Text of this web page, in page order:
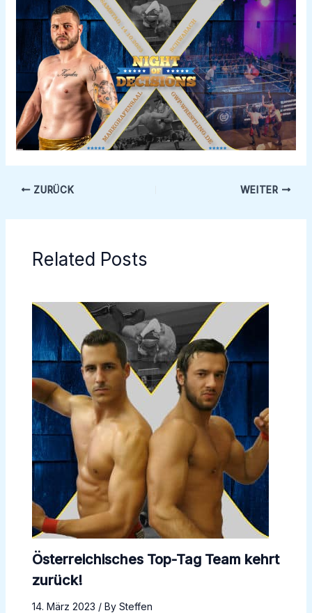
ZURÜCK WEITER
Related Posts
Österreichisches Top-Tag Team kehrt
zurück!
14. März 2023 / By Steffen